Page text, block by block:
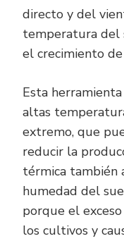
directo y del
temperatura del
el crecimiento
Esta
altas
extremo, que
reducir la
térmica también
humedad del
porque el
los cultivos y